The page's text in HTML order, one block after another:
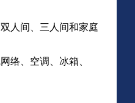
人间、三人间和家庭
络、空调、冰箱、